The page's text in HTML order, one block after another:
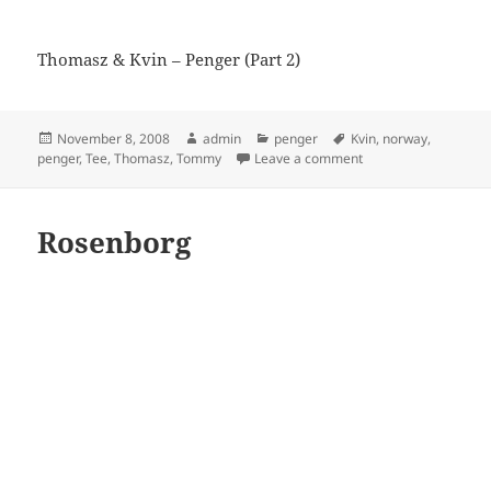
Thomasz & Kvin – Penger (Part 2)
Posted
on
November 8, 2008 Author
admin Categories
penger Tags
Kvin, norway,
penger,Tee,Thomasz,Tommy Leave a commenton Thomasz –
Rosenborg